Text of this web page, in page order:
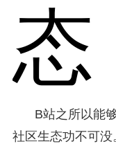
态
B站之所以能
社区生态功不可没